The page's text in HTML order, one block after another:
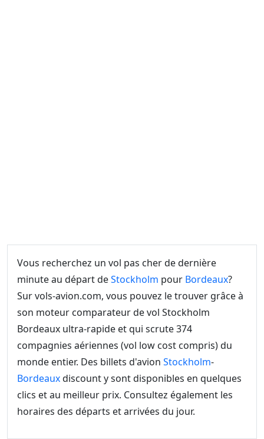
Vous recherchez un vol pas cher de dernière
minute au départ deStockholm pour Bordeaux?
Sur vols-avion.com, vous pouvez le trouver grâce à
son moteur comparateur de vol Stockholm
Bordeaux ultra-rapide et qui scrute 374
compagnies aériennes (vol low cost compris) du
monde entier. Des billets d'avion Stockholm-
Bordeauxdiscount y sont disponibles en quelques
clics et au meilleur prix. Consultez également les
horaires des départs et arrivées du jour.